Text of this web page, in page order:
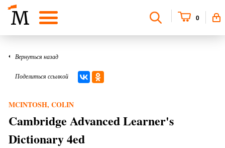
0
Вернуться назад
Поделиться ссылкой
MCINTOSH, COLIN
Cambridge Advanced Learner's
Dictionary 4ed